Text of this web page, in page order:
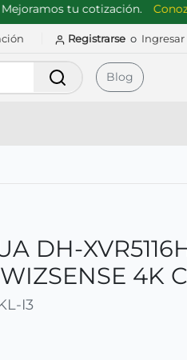
tu cotización. Conozca
Registrarse o Ingresar
Buscar Blog
DH-
4K
I3